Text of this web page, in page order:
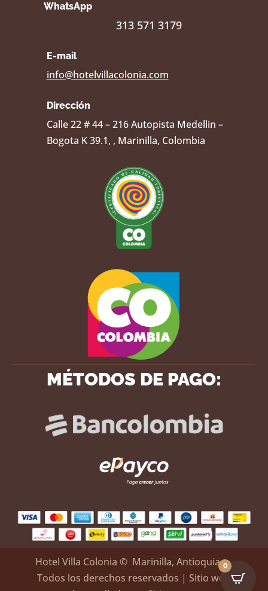
WhatsApp
313 571 3179
E-mail
info@hotelvillacolonia.com
Dirección
Calle 22 # 44 – 216 Autopista Medellin –
Bogota K 39.1, , Marinilla, Colombia
MÉTODOS DE PAGO:
Hotel Villa Colonia © Marinilla, Antioquia –
Todos los derechos reservados | Sitio web
0